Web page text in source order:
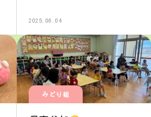
2025.06.04
みどり組